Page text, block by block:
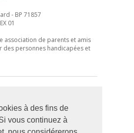
à des fins de
vous continuez à
- BP 71857
01
association de parents et amis
des personnes handicapées et